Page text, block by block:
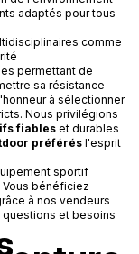
adaptés pour tous
comme
permettant de
sa résistance
à sélectionner
Nous privilégions
fiableset durables
préférés l'esprit
sportif
bénéficiez
à nos vendeurs
et besoins